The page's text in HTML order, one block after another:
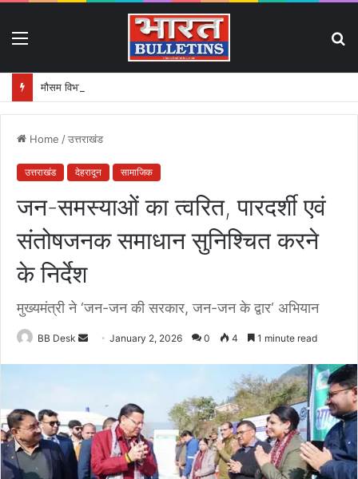
मौसम विभाग ने जारी किया Orange एवं Yellow Alert
Home /उत्तराखंड
उत्तराखंड देहरादून सामाजिक
जन-समस्याओं का त्वरित, पारदर्शी एवं
संतोषजनक समाधान सुनिश्चित करने
के निर्देश
मुख्यमंत्री ने ‘जन-जन की सरकार, जन-जन के द्वार‘ अभियान
BB Desk
a
n
e
m
January 2, 2026 0 4 1 minute read